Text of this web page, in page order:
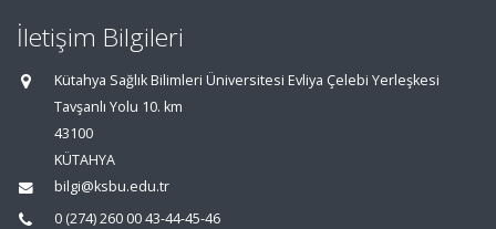
İletişim Bilgileri
Kütahya Sağlık Bilimleri Üniversitesi Evliya Çelebi Yerleşkesi
Tavşanlı Yolu 10. km
43100
KÜTAHYA
bilgi@ksbu.edu.tr
0 (274) 260 00 43-44-45-46